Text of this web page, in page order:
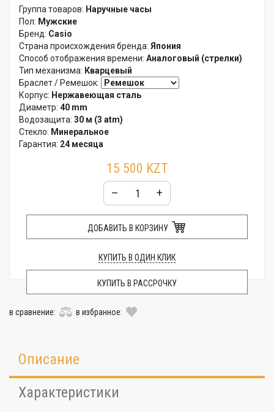
Группа товаров: Наручные часы
Пол: Мужские
Бренд: Casio
Страна происхождения бренда: Япония
Способ отображения времени: Аналоговый (стрелки)
Тип механизма: Кварцевый
Браслет / Ремешок:
Корпус: Нержавеющая сталь
Диаметр: 40 mm
Водозащита: 30 м (3 atm)
Стекло: Минеральное
Гарантия: 24 месяца
15 500 KZT
– +
ДОБАВИТЬ В КОРЗИНУ
КУПИТЬ В ОДИН КЛИК
КУПИТЬ В РАССРОЧКУ
в сравнение: в избранное:
Описание
Характеристики